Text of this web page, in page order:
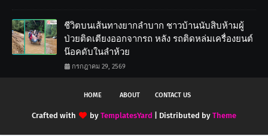
ชีวิตบนเส้นทางยากลำบาก ชาวบ้านนับสิบห้ามผู้
ป่วยติดเตียงออกจากรถ หลัง รถติดหล่มเครื่องยนต์
น๊อคดับในลำห้วย
กรกฎาคม 29, 2569
HOME ABOUT CONTACT US
Crafted with by TemplatesYard | Distributed by Theme